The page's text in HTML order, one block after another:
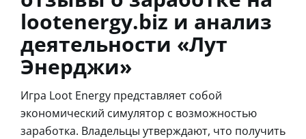
lootenergy.biz и анализ
деятельности «Лут
Энерджи»
Игра Loot Energy представляет собой
экономический симулятор с возможностью
заработка. Владельцы утверждают, что получить